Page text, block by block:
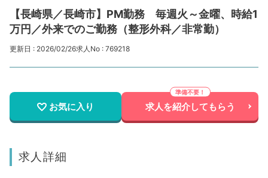
【長崎県／長崎市】PM勤務 毎週火～金曜、時給1
万円／外来でのご勤務（整形外科／非常勤）
更新日 : 2026/02/26求人No : 769218
お気に入り 求人を紹介してもらう
求人詳細